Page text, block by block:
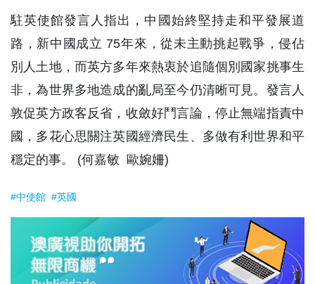
駐英使館發言人指出，中國始終堅持走和平發展道
路，新中國成立 75年來，從未主動挑起戰爭，侵佔
別人土地，而英方多年來熱衷於追隨個別國家挑事生
非，為世界多地造成的亂局至今仍清晰可見。發言人
敦促英方政客反省，收斂好鬥言論，停止無端指責中
國，多花心思關注英國經濟民生、多做有利世界和平
穩定的事。 (何嘉敏 歐婉姍)
#中使館 #英國